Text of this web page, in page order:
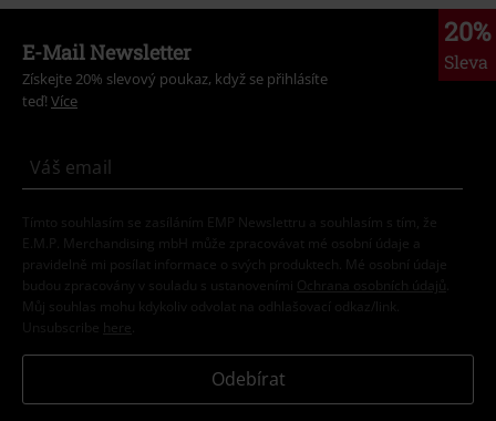
20%
Sleva
E-Mail Newsletter
Získejte 20% slevový poukaz, když se přihlásíte
teď! Více
Tímto souhlasím se zasíláním EMP Newslettru a souhlasím s tím, že
E.M.P. Merchandising mbH může zpracovávat mé osobní údaje a
pravidelně mi posílat informace o svých produktech. Mé osobní údaje
budou zpracovány v souladu s ustanoveními
Ochrana osobních údajů
Můj souhlas mohu kdykoliv odvolat na odhlašovací odkaz/link.
Unsubscribe here
Odebírat